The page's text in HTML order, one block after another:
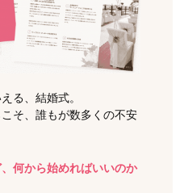
る、結婚式。
そ、誰もが数多くの不安
何から始めればいいのか